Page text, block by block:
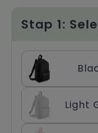
Tassen voor
Trolleys
Stap 1:
Light